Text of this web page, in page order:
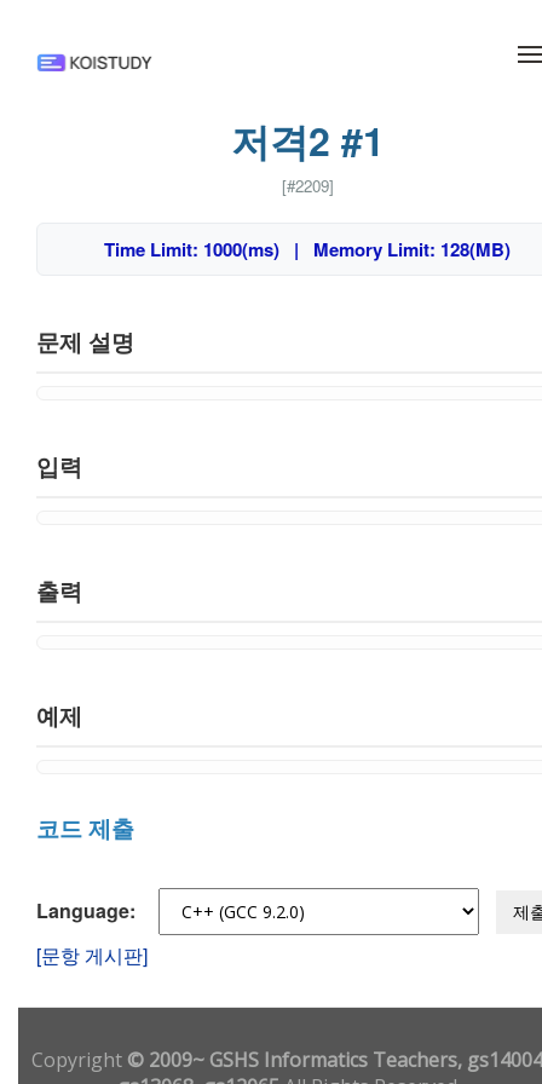
저격2 #1
[#2209]
Time Limit: 1000(ms) | Memory Limit: 128(MB)
문제 설명
입력
출력
예제
코드 제출
Language: 제
[문항 게시판]
Copyright© 2009~ GSHS Informatics Teachers,